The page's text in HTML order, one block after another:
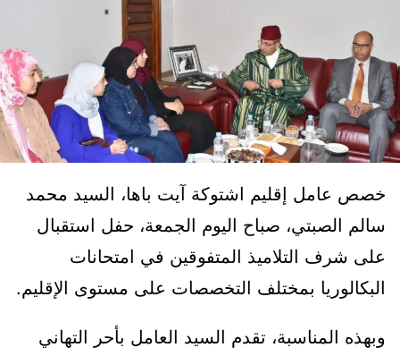
خصص عامل إقليم اشتوكة آيت باها، السيد محمد
سالم الصبتي، صباح اليوم الجمعة، حفل استقبال
على شرف التلاميذ المتفوقين في امتحانات
البكالوريا بمختلف التخصصات على مستوى الإقليم.
وبهذه المناسبة، تقدم السيد العامل بأحر التهاني